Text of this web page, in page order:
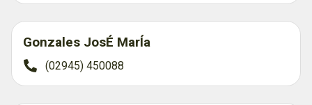
Gonzales JosÉ MarÍa
(02945) 450088